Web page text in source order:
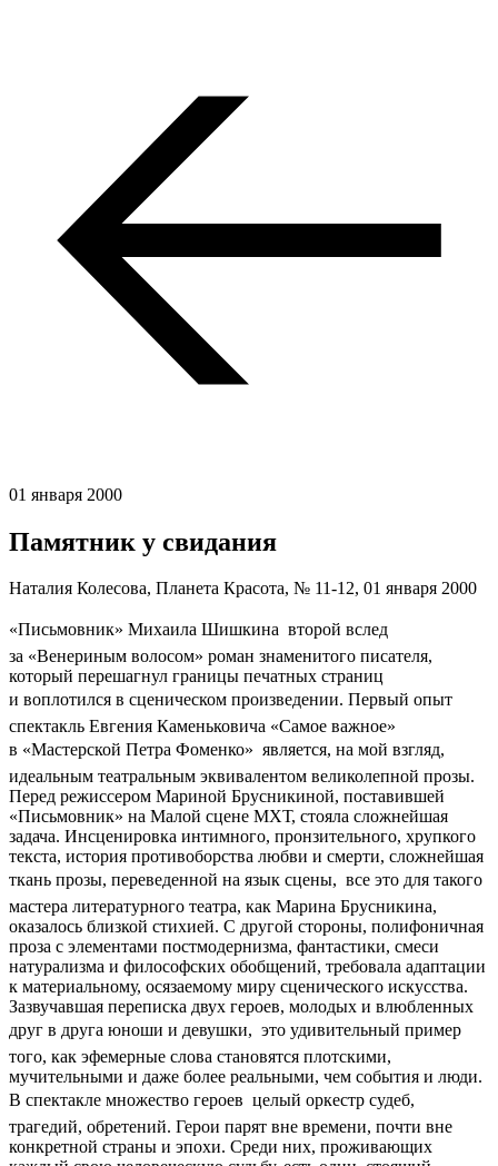
01 января 2000
Памятник у свидания
Наталия Колесова, Планета Красота, № 11-12, 01 января 2000
«Письмовник» Михаила Шишкина  второй вслед
за «Венериным волосом» роман знаменитого писателя,
который перешагнул границы печатных страниц
и воплотился в сценическом произведении. Первый опыт 
спектакль Евгения Каменьковича «Самое важное»
в «Мастерской Петра Фоменко»  является, на мой взгляд,
идеальным театральным эквивалентом великолепной прозы.
Перед режиссером Мариной Брусникиной, поставившей
«Письмовник» на Малой сцене МХТ, стояла сложнейшая
задача. Инсценировка интимного, пронзительного, хрупкого
текста, история противоборства любви и смерти, сложнейшая
ткань прозы, переведенной на язык сцены,  все это для такого
мастера литературного театра, как Марина Брусникина,
оказалось близкой стихией. С другой стороны, полифоничная
проза с элементами постмодернизма, фантастики, смеси
натурализма и философских обобщений, требовала адаптации
к материальному, осязаемому миру сценического искусства.
Зазвучавшая переписка двух героев, молодых и влюбленных
друг в друга юноши и девушки,  это удивительный пример
того, как эфемерные слова становятся плотскими,
мучительными и даже более реальными, чем события и люди.
В спектакле множество героев  целый оркестр судеб,
трагедий, обретений. Герои парят вне времени, почти вне
конкретной страны и эпохи. Среди них, проживающих